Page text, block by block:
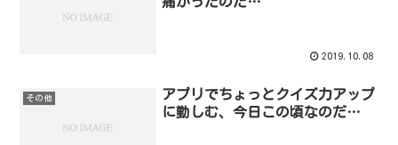
2019.10.08
その他
アプリでちょっとクイズ力アップ
に勤しむ、今日この頃なのだ…